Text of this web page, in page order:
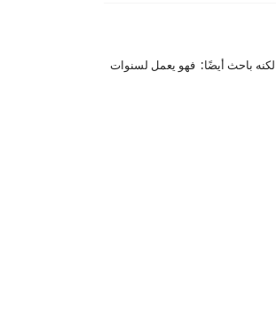
لكنه باحث أيضًا: فهو يعمل لسنوات